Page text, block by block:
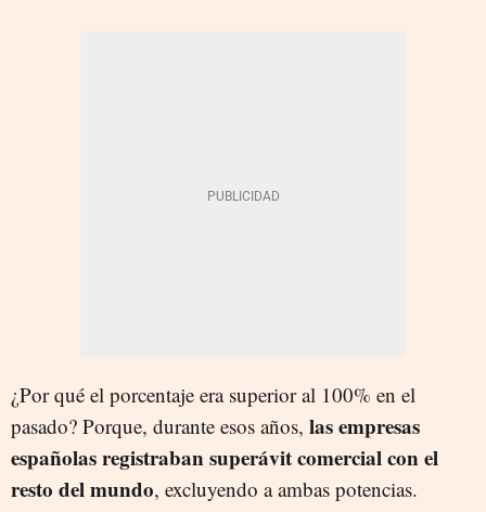
¿Por qué el porcentaje era superior al 100% en el
pasado? Porque, durante esos años, las empresas
españolas registraban superávit comercial con el
resto del mundo, excluyendo a ambas potencias.